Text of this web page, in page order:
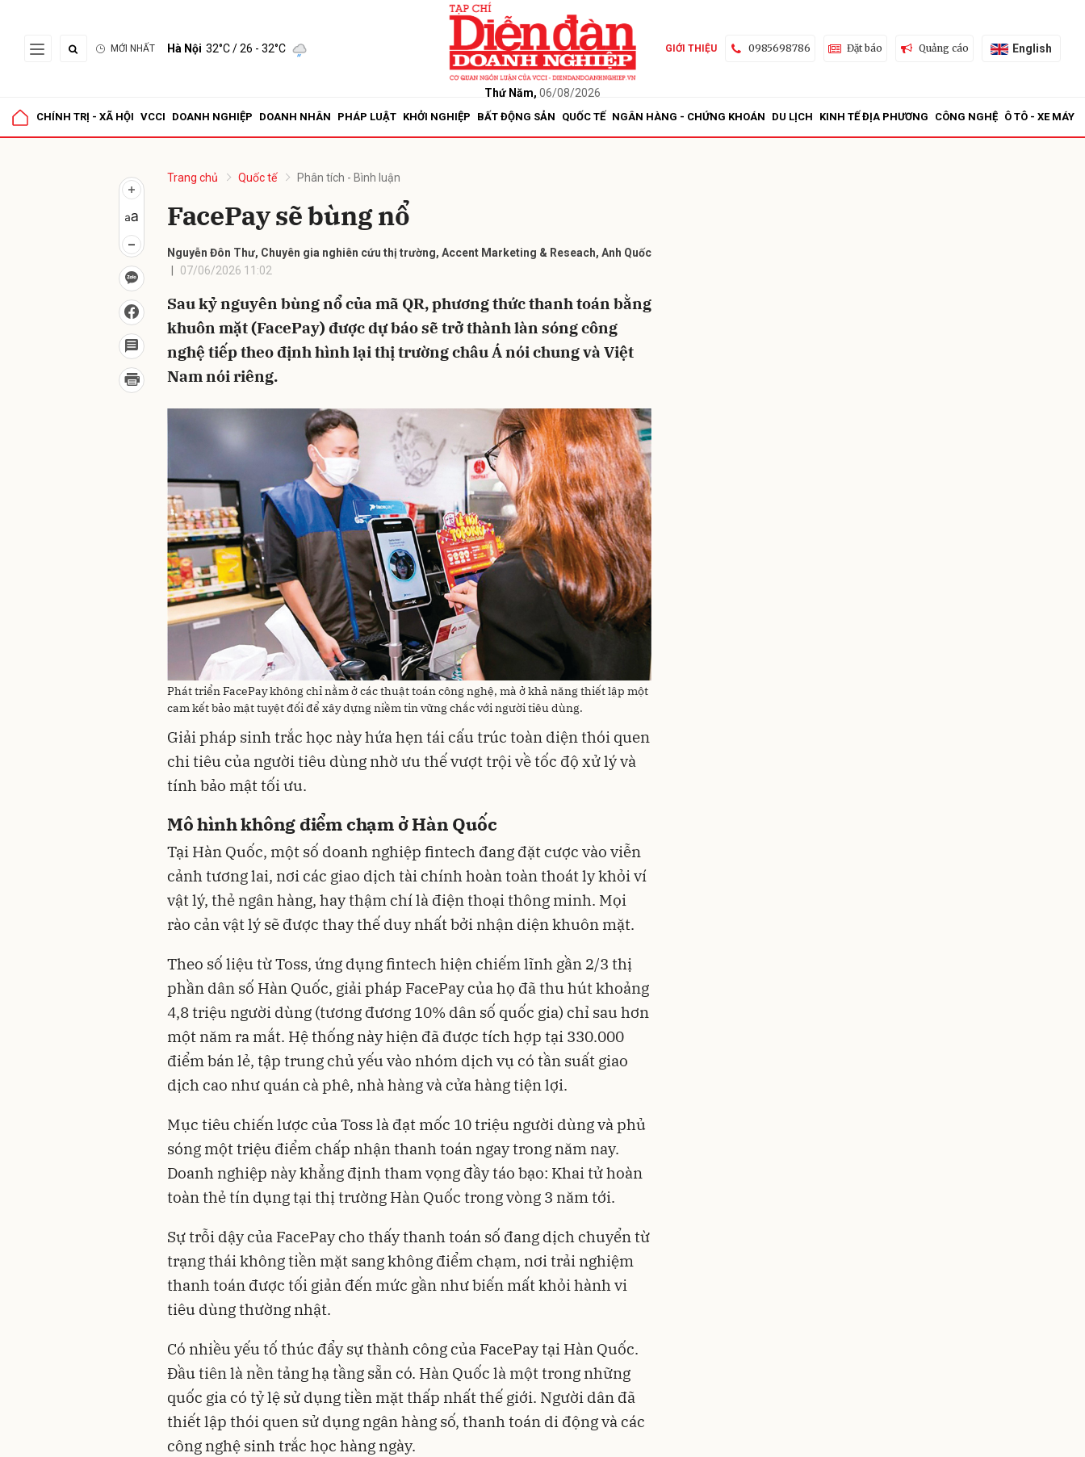
MỚI NHẤT Hà Nội 32°C/ 26 - 32°C
Thứ Năm, 06/08/2026
GIỚI THIỆU 0985698786 Đặt báo Quảng cáo English
CHÍNH TRỊ - XÃ HỘI VCCI DOANH NGHIỆP DOANH NHÂN PHÁP LUẬT KHỞI NGHIỆP BẤT ĐỘNG SẢN QUỐC TẾ NGÂN HÀNG - CHỨNG KHOÁN DU LỊCH KINH TẾ ĐỊA PHƯƠNG CÔNG NGHỆ Ô TÔ - XE MÁY
Trang chủ Quốc tế Phân tích - Bình luận
FacePay sẽ bùng nổ
Nguyễn Đôn Thư, Chuyên gia nghiên cứu thị trường, Accent Marketing & Reseach, Anh Quốc
07/06/2026 11:02
Sau kỷ nguyên bùng nổ của mã QR, phương thức thanh toán bằng
khuôn mặt (FacePay) được dự báo sẽ trở thành làn sóng công
nghệ tiếp theo định hình lại thị trường châu Á nói chung và Việt
Nam nói riêng.
Phát triển FacePay không chỉ nằm ở các thuật toán công nghệ, mà ở khả năng thiết lập một
cam kết bảo mật tuyệt đối để xây dựng niềm tin vững chắc với người tiêu dùng.
Giải pháp sinh trắc học này hứa hẹn tái cấu trúc toàn diện thói quen
chi tiêu của người tiêu dùng nhờ ưu thế vượt trội về tốc độ xử lý và
tính bảo mật tối ưu.
Mô hình không điểm chạm ở Hàn Quốc
Tại Hàn Quốc, một số doanh nghiệp fintech đang đặt cược vào viễn
cảnh tương lai, nơi các giao dịch tài chính hoàn toàn thoát ly khỏi ví
vật lý, thẻ ngân hàng, hay thậm chí là điện thoại thông minh. Mọi
rào cản vật lý sẽ được thay thế duy nhất bởi nhận diện khuôn mặt.
Theo số liệu từ Toss, ứng dụng fintech hiện chiếm lĩnh gần 2/3 thị
phần dân số Hàn Quốc, giải pháp FacePay của họ đã thu hút khoảng
4,8 triệu người dùng (tương đương 10% dân số quốc gia) chỉ sau hơn
một năm ra mắt. Hệ thống này hiện đã được tích hợp tại 330.000
điểm bán lẻ, tập trung chủ yếu vào nhóm dịch vụ có tần suất giao
dịch cao như quán cà phê, nhà hàng và cửa hàng tiện lợi.
Mục tiêu chiến lược của Toss là đạt mốc 10 triệu người dùng và phủ
sóng một triệu điểm chấp nhận thanh toán ngay trong năm nay.
Doanh nghiệp này khẳng định tham vọng đầy táo bạo: Khai tử hoàn
toàn thẻ tín dụng tại thị trường Hàn Quốc trong vòng 3 năm tới.
Sự trỗi dậy của FacePay cho thấy thanh toán số đang dịch chuyển từ
trạng thái không tiền mặt sang không điểm chạm, nơi trải nghiệm
thanh toán được tối giản đến mức gần như biến mất khỏi hành vi
tiêu dùng thường nhật.
Có nhiều yếu tố thúc đẩy sự thành công của FacePay tại Hàn Quốc.
Đầu tiên là nền tảng hạ tầng sẵn có. Hàn Quốc là một trong những
quốc gia có tỷ lệ sử dụng tiền mặt thấp nhất thế giới. Người dân đã
thiết lập thói quen sử dụng ngân hàng số, thanh toán di động và các
công nghệ sinh trắc học hàng ngày.